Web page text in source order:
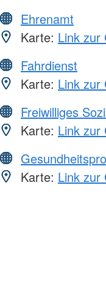
Ehrenamt
Karte: Link zur
Fahrdienst
Karte: Link zur
Freiwilliges
Karte: Link zur
Karte: Link zur